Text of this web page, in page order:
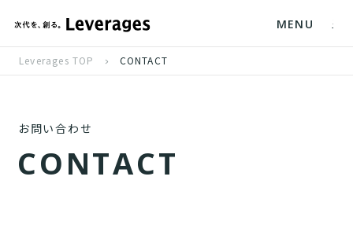
MENU
Leverages TOP CONTACT
お問い合わせ
CONTACT